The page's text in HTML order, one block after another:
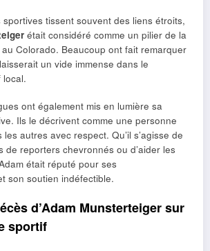
sportives tissent souvent des liens étroits,
était considéré comme un pilier de la
Colorado. Beaucoup ont fait remarquer
un vide immense dans le
local.
ont également mis en lumière sa
Ils le décrivent comme une personne
autres avec respect. Qu’il s’agisse de
de reporters chevronnés ou d’aider les
était réputé pour ses
son soutien indéfectible.
d’Adam Munsterteiger sur
sportif